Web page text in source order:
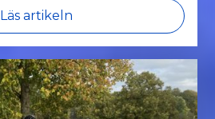
Läs artikeln